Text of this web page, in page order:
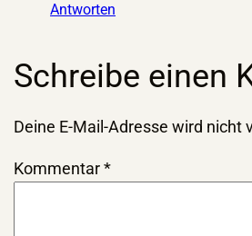
Antworten
Schreibe einen
Deine E-Mail-Adresse wird nicht
Kommentar*